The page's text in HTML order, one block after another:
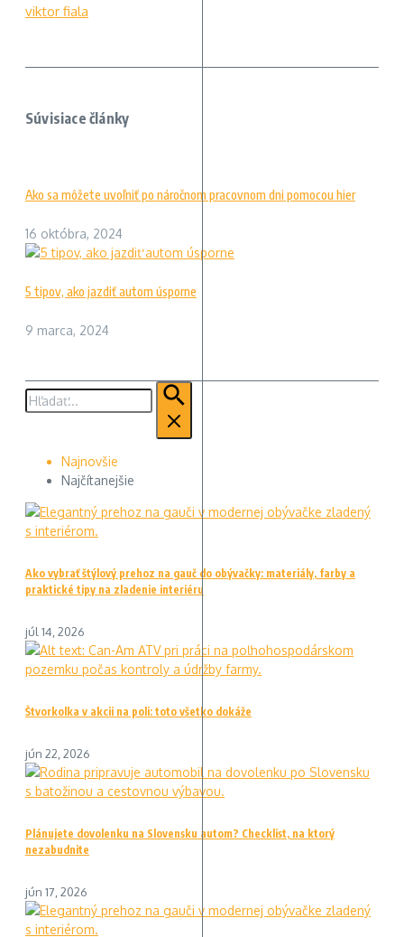
viktor fiala
Súvisiace články
Ako sa môžete uvoľniť po náročnom pracovnom dni pomocou hier
16 októbra, 2024
5 tipov, ako jazdiť autom úsporne
9 marca, 2024
Hľadať:
Najnovšie
Najčítanejšie
Ako vybrať štýlový prehoz na gauč do obývačky: materiály, farby a
praktické tipy na zladenie interiéru
júl 14, 2026
Štvorkolka v akcii na poli: toto všetko dokáže
jún 22, 2026
Plánujete dovolenku na Slovensku autom? Checklist, na ktorý
nezabudnite
jún 17, 2026